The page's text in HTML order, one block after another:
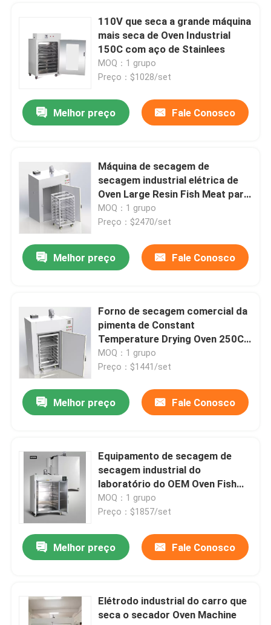
Produtos
Quem Somos
Fábrica
Fale Conosco
notícias
Todos os casos
Forno do secador do laboratório
forno de secagem industrial
Câmara de Temperatura e Umidade
Câmara climática
Armário do fluxo de ar laminar
Forno secador a vácuo
110V que seca a grande máquina
mais seca de Oven Industrial
150C com aço de Stainlees
MOQ：1 grupo
Preço：$1028/set
Melhor preço Fale Conosco
Máquina de secagem de
secagem industrial elétrica de
Oven Large Resin Fish Meat para
a indústria
MOQ：1 grupo
Preço：$2470/set
Melhor preço Fale Conosco
Forno de secagem comercial da
pimenta de Constant
Temperature Drying Oven 250C
da porta dobro
MOQ：1 grupo
Preço：$1441/set
Melhor preço Fale Conosco
Equipamento de secagem de
secagem industrial do
laboratório do OEM Oven Fish
Fruit 150C
MOQ：1 grupo
Preço：$1857/set
Melhor preço Fale Conosco
Elétrodo industrial do carro que
seca o secador Oven Machine